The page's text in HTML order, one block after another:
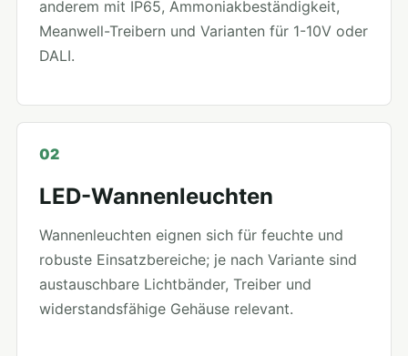
anderem mit IP65, Ammoniakbeständigkeit,
Meanwell-Treibern und Varianten für 1-10V oder
DALI.
02
LED-Wannenleuchten
Wannenleuchten eignen sich für feuchte und
robuste Einsatzbereiche; je nach Variante sind
austauschbare Lichtbänder, Treiber und
widerstandsfähige Gehäuse relevant.